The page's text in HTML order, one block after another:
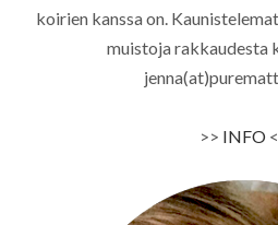
koirien kanssa on.
muistoja rakkaudesta
>> INFO